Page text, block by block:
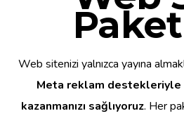
Web sitenizi yalnızca yayına
Meta reklam destekleriyle
kazanmanızı sağlıyoruz. Her